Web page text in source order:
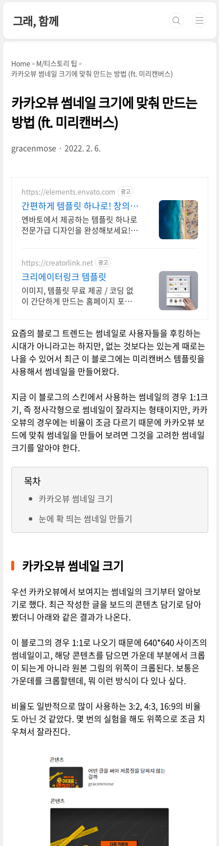
그래, 함께
Home
M/티스토리 팁
카카오뷰 썸네일 크기에 맞춰 만드는 방법 (ft. 미리캔버스)
카카오뷰 썸네일 크기에 맞춰 만드는
방법 (ft. 미리캔버스)
gracenmose 2022. 2. 6.
https://elements.envato.com 광고
간편하게 템플릿 하나로! 창의성
을 채우는 아카이브
엔바토에서 제공하는 템플릿 하나로
전문가급 디자인을 완성해보세요!
https://creatorlink.net 광고
크리에이터링크 템플릿
이미지, 템플릿 무료 제공 / 코딩 없
이 간단하게 만드는 홈페이지 포트폴
완성
요즘의 블로그 트렌드는 썸네일로 사용자들을 후킹하는
시대가 아니라고는 하지만, 없는 것보다는 있는게 때로는
나을 수 있어서 최근 이 블로그에는 미리캔버스 템플릿을
사용해서 썸네일을 만들어왔다.
지금 이 블로그의 스킨에서 사용하는 썸네일의 경우 1:1크
기, 즉 정사각형으로 썸네일이 잘라지는 형태이지만, 카카
오뷰의 경우에는 비율이 조금 다르기 때문에 카카오뷰 보
드에 맞춰 썸네일을 만들어 보려면 그것을 고려한 썸네일
크기를 알아야 한다.
목차
카카오뷰 썸네일 크기
눈에 확 띄는 썸네일 만들기
카카오뷰 썸네일 크기
우선 카카오뷰에서 보여지는 썸네일의 크기부터 알아보
기로 했다. 최근 작성한 글을 보드의 콘텐츠 담기로 담아
봤더니 아래와 같은 결과가 나온다.
이 블로그의 경우 1:1로 나오기 때문에 640*640 사이즈의
썸네일이고, 해당 콘텐츠를 담으면 가운데 부분에서 크롭
이 되는게 아니라 원본 그림의 위쪽이 크롭된다. 보통은
가운데를 크롭할텐데, 뭐 이런 방식이 다 있나 싶다.
비율도 일반적으로 많이 사용하는 3:2, 4:3, 16:9의 비율
도 아닌 것 같았다. 몇 번의 실험을 해도 위쪽으로 조금 치
우쳐서 잘라진다.